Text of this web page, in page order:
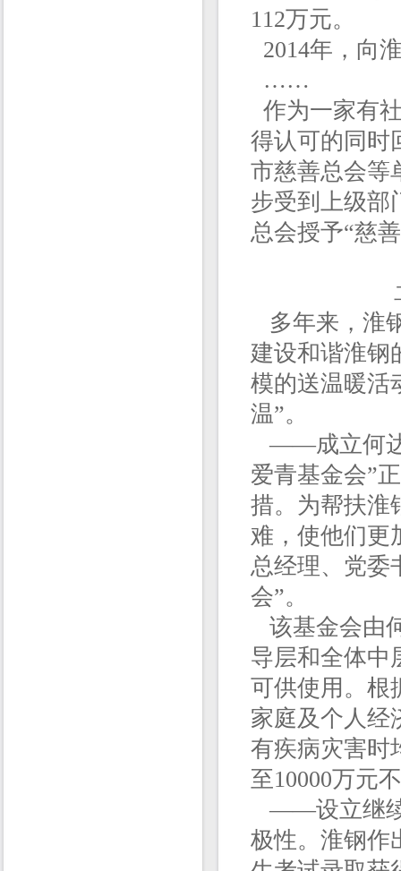
112万元。
2014年，向
……
作为一家有
得认可的同时
市慈善总会等
步受到上级部
总会授予“慈
多年来，淮
建设和谐淮钢
模的送温暖活
温”。
——成立何达
爱青基金会”
措。为帮扶淮
难，使他们更
总经理、党委
会”。
该基金会由
导层和全体中
可供使用。根
家庭及个人经
有疾病灾害时
至10000万元
——设立继续
极性。淮钢作